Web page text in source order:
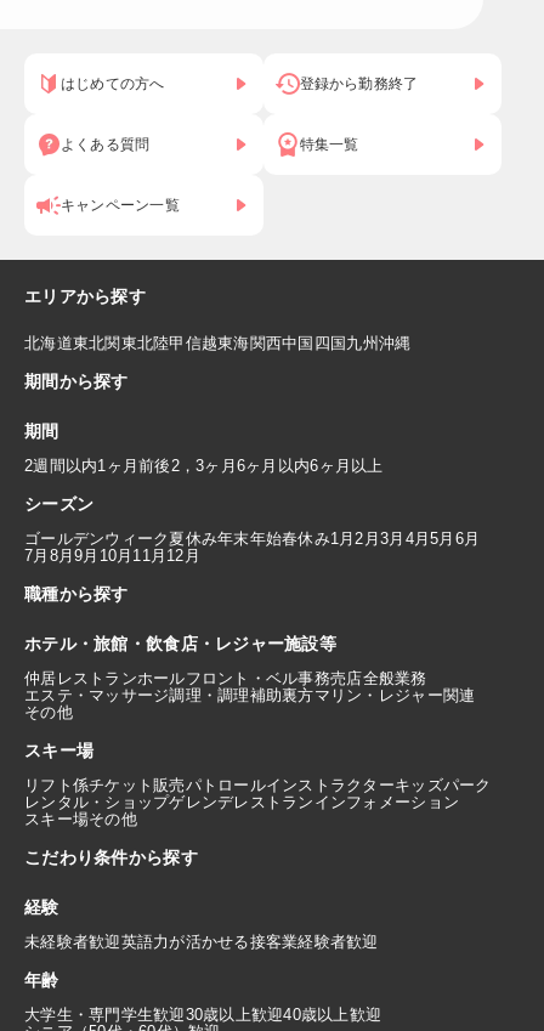
はじめての方へ 登録から勤務終了
よくある質問 特集一覧
キャンペーン一覧
エリアから探す
北海道東北関東北陸甲信越東海関西中国 四国九州沖縄
期間から探す
期間
2週間以内1ヶ月前後 2，3ヶ月 6ヶ月以内6ヶ月以上
シーズン
ゴールデンウィーク 夏休み年末年始春休み1月 2月3月 4月5月 6月
7月 8月9月 10月 11月 12月
職種から探す
ホテル・旅館・飲食店・レジャー施設等
仲居 レストランホールフロント・ベル事務売店全般業務
エステ・マッサージ調理・調理補助裏方マリン・レジャー関連
その他
スキー場
リフト係チケット販売パトロールインストラクターキッズパーク
レンタル・ショップゲレンデレストラン インフォメーション
スキー場その他
こだわり条件から探す
経験
未経験者歓迎英語力が活かせる接客業経験者歓迎
年齢
大学生・専門学生歓迎30歳以上歓迎40歳以上歓迎